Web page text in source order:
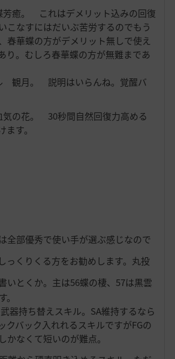
癒。 これはデメリット込みの回復
こなすにはだいぶ苦労するのでもう
春華蝶の方がデメリット無しで使え
り。むしろ春華蝶の方が無難まであ
観月。 説明はいらんね。覚醒バ
の花。 30秒間自然回復力高める
す。
は全部優秀で使い手が選ぶ感じなので
っくりくる方をお勧めします。丸投
いとくか。 主は56蝶の棲、57は黒雲
器持ち替えスキル。SA維持するなら
クバック入れれるスキルですがFGの
かなくて短いのが難点。